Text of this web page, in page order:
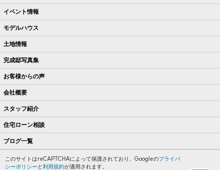
イベント情報
モデルハウス
土地情報
完成邸写真集
お客様からの声
会社概要
スタッフ紹介
住宅ローン相談
ブログ一覧
このサイトはreCAPTCHAによって保護されており、Googleのプライバ
シーポリシー と利用規約が適用されます。